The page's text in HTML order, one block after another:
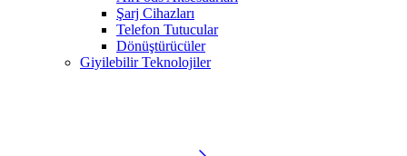
Şarj Cihazları
Telefon Tutucular
Dönüştürücüler
Giyilebilir Teknolojiler